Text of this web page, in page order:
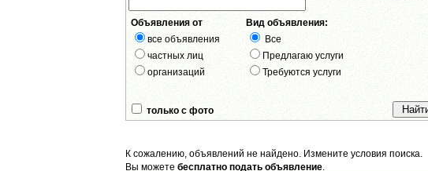
Объявления от
все объявления
частных лиц
организаций
Вид объявления:
Все
Предлагаю услуги
Требуются услуги
только с фото
К сожалению, объявлений не найдено. Измените условия поиска.
Вы можете бесплатно подать объявление.